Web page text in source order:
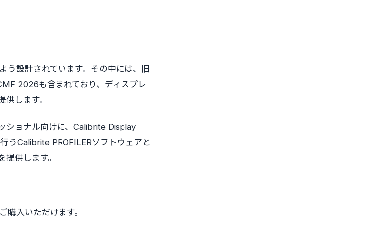
設計されています。その中には、旧
2026も含まれており、ディスプレ
します。
ショナル向けに、Calibrite Display
うCalibrite PROFILERソフトウェアと
供します。
入いただけます。